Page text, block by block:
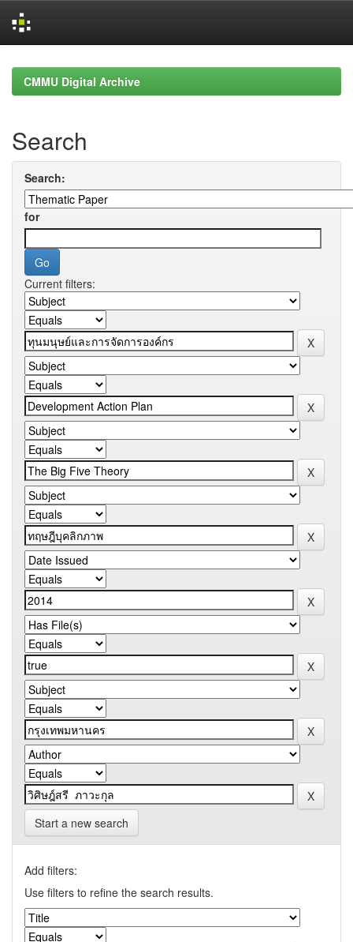
navigationCMMU Digital Archive
Search
Search:
for
Current filters:
Start a new search
Add filters:
Use filters to refine the search results.